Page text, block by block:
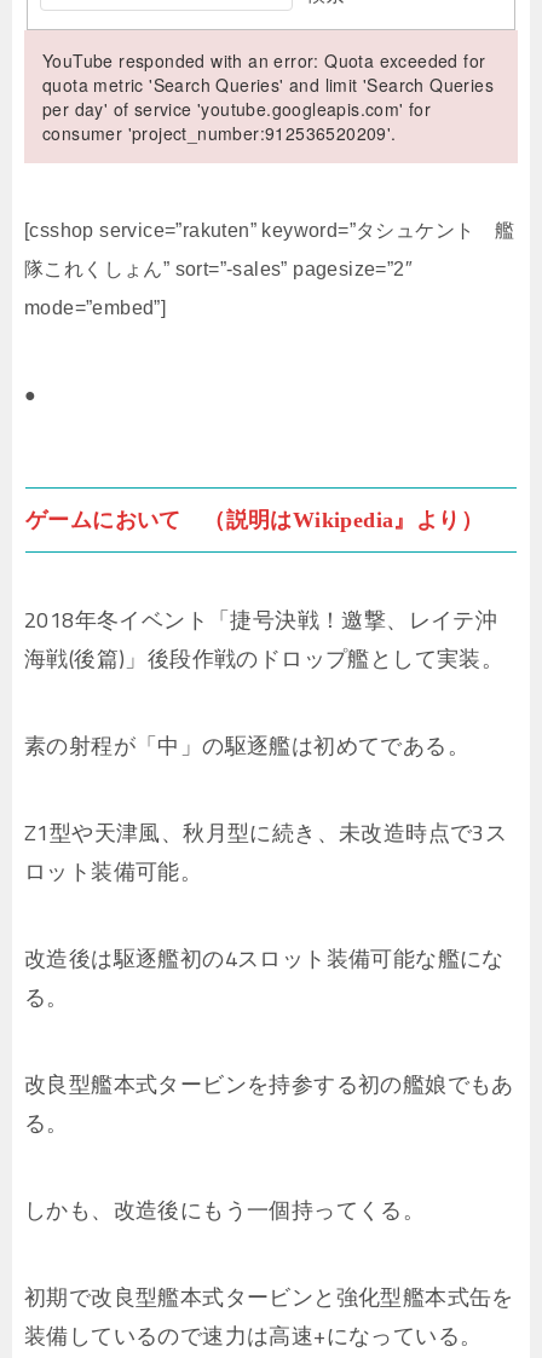
YouTube responded with an error: Quota exceeded for
quota metric 'Search Queries' and limit 'Search Queries
per day' of service 'youtube.googleapis.com' for
consumer 'project_number:912536520209'.
[csshop service=”rakuten” keyword=”タシュケント 艦
隊これくしょん” sort=”-sales” pagesize=”2″
mode=”embed”]
●
ゲームにおいて （説明はWikipedia』より）
2018年冬イベント「捷号決戦！邀撃、レイテ沖
海戦(後篇)」後段作戦のドロップ艦として実装。
素の射程が「中」の駆逐艦は初めてである。
Z1型や天津風、秋月型に続き、未改造時点で3ス
ロット装備可能。
改造後は駆逐艦初の4スロット装備可能な艦にな
る。
改良型艦本式タービンを持参する初の艦娘でもあ
る。
しかも、改造後にもう一個持ってくる。
初期で改良型艦本式タービンと強化型艦本式缶を
装備しているので速力は高速+になっている。